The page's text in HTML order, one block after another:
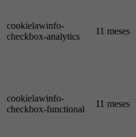
cookielawinfo-
checkbox-analytics
11 meses
cookielawinfo-
checkbox-functional
11 meses